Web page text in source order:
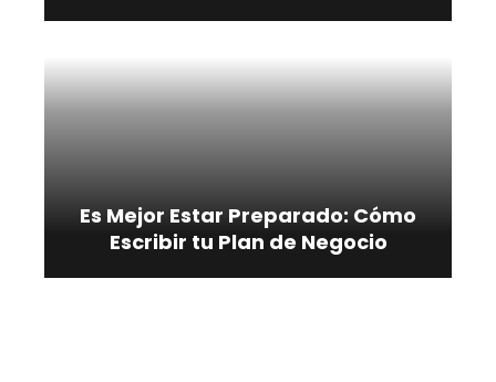
Es Mejor Estar Preparado: Cómo
Escribir tu Plan de Negocio